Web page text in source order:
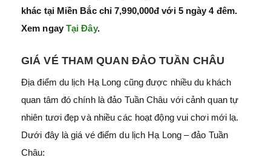
khác tại Miền Bắc chỉ 7,990,000đ với 5 ngày 4 đêm.
Xem ngay Tại Đây.
GIÁ VÉ THAM QUAN ĐẢO TUẦN CHÂU
Địa điểm du lịch Hạ Long cũng được nhiều du khách
quan tâm đó chính là đảo Tuần Châu với cảnh quan tự
nhiên tươi đẹp và nhiều các hoạt động vui chơi mới lạ.
Dưới đây là giá vé điểm du lịch Hạ Long – đảo Tuần
Châu: